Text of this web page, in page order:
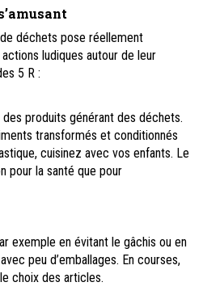
déchets pose réellement
ludiques autour de leur
5 R :
produits générant des déchets.
transformés et conditionnés
cuisinez avec vos enfants. Le
pour la santé que pour
exemple en évitant le gâchis ou en
peu d’emballages. En courses,
choix des articles.